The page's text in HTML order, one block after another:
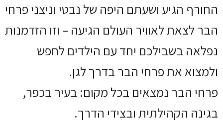
החורף הגיע ושעתם היפה של נבטי וניצני פרחי
הבר לצאת לאוויר העולם הגיעה – וזו הזדמנות
נפלאה בשבילכם יחד עם הילדים לחפש
ולמצוא את פרחי הבר בדרך לגן.
פרחי הבר נמצאים בכל מקום: בעיר בכפר,
בגינה הקהילתית ובצידי הדרך.